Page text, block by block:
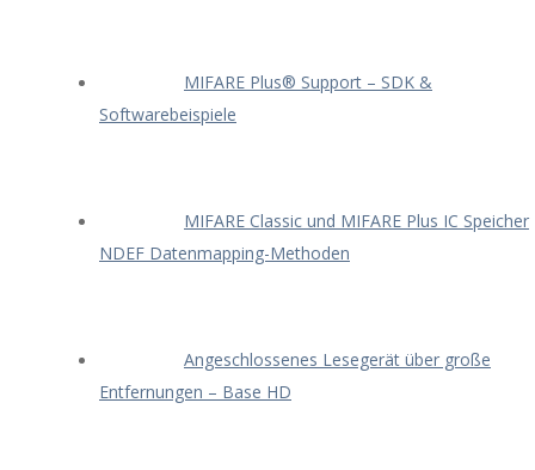
MIFARE Plus® Support – SDK &
Softwarebeispiele
MIFARE Classic und MIFARE Plus IC Speicher
NDEF Datenmapping-Methoden
Angeschlossenes Lesegerät über große
Entfernungen – Base HD